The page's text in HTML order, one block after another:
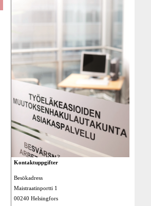
Kontaktuppgifter
Besökadress
Maistraatinportti 1
00240 Helsingfors